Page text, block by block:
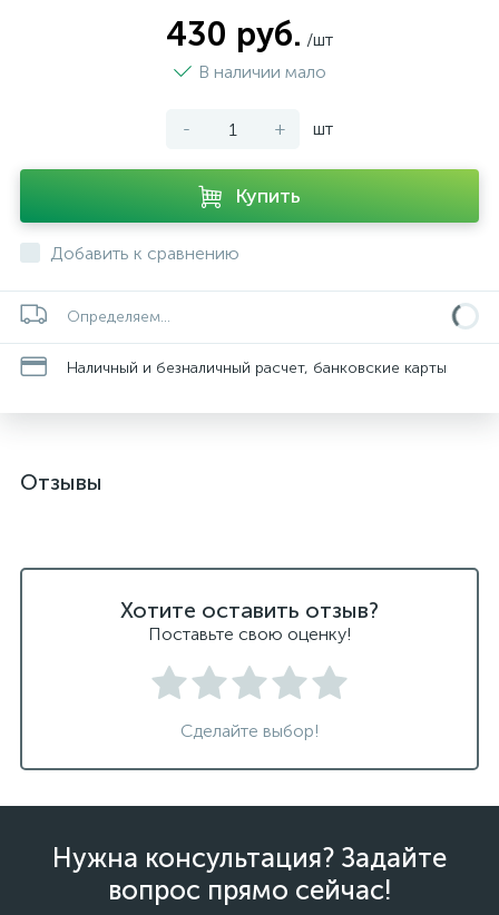
430 руб. /шт
В наличии мало
- + шт
Купить
Добавить к сравнению
Определяем...
Наличный и безналичный расчет, банковские карты
Отзывы
Хотите оставить отзыв?
Поставьте свою оценку!
Сделайте выбор!
Нужна консультация? Задайте
вопрос прямо сейчас!